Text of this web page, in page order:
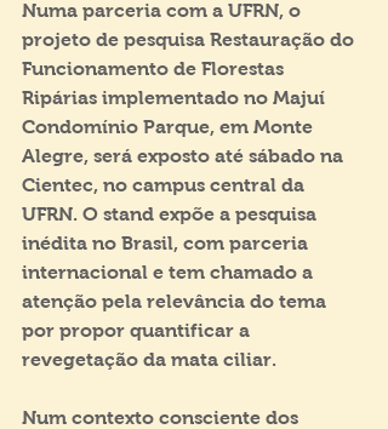
Numa parceria com a UFRN, o
projeto de pesquisa Restauração do
Funcionamento de Florestas
Ripárias implementado no Majuí
Condomínio Parque, em Monte
Alegre, será exposto até sábado na
Cientec, no campus central da
UFRN. O stand expõe a pesquisa
inédita no Brasil, com parceria
internacional e tem chamado a
atenção pela relevância do tema
por propor quantificar a
revegetação da mata ciliar.
Num contexto consciente dos